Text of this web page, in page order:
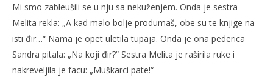
Mi smo zableušili se u nju sa nekuženjem. Onda je sestra
Melita rekla: „A kad malo bolje produmaš, obe su te knjige na
isti đir…“ Nama je opet uletila tupaja. Onda je ona pederica
Sandra pitala: „Na koji đir?“ Sestra Melita je raširila ruke i
nakreveljila je facu: „Muškarci pate!“